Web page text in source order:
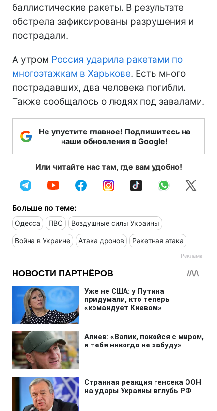
баллистические ракеты. В результате
обстрела зафиксированы разрушения и
пострадали.
А утром Россия ударила ракетами по
многоэтажкам в Харькове. Есть много
пострадавших, два человека погибли.
Также сообщалось о людях под завалами.
Не упустите главное! Подпишитесь на
наши обновления в Google!
Или читайте нас там, где вам удобно!
Больше по теме:
Одесса ПВО Воздушные силы Украины
Война в Украине Атака дронов Ракетная атака